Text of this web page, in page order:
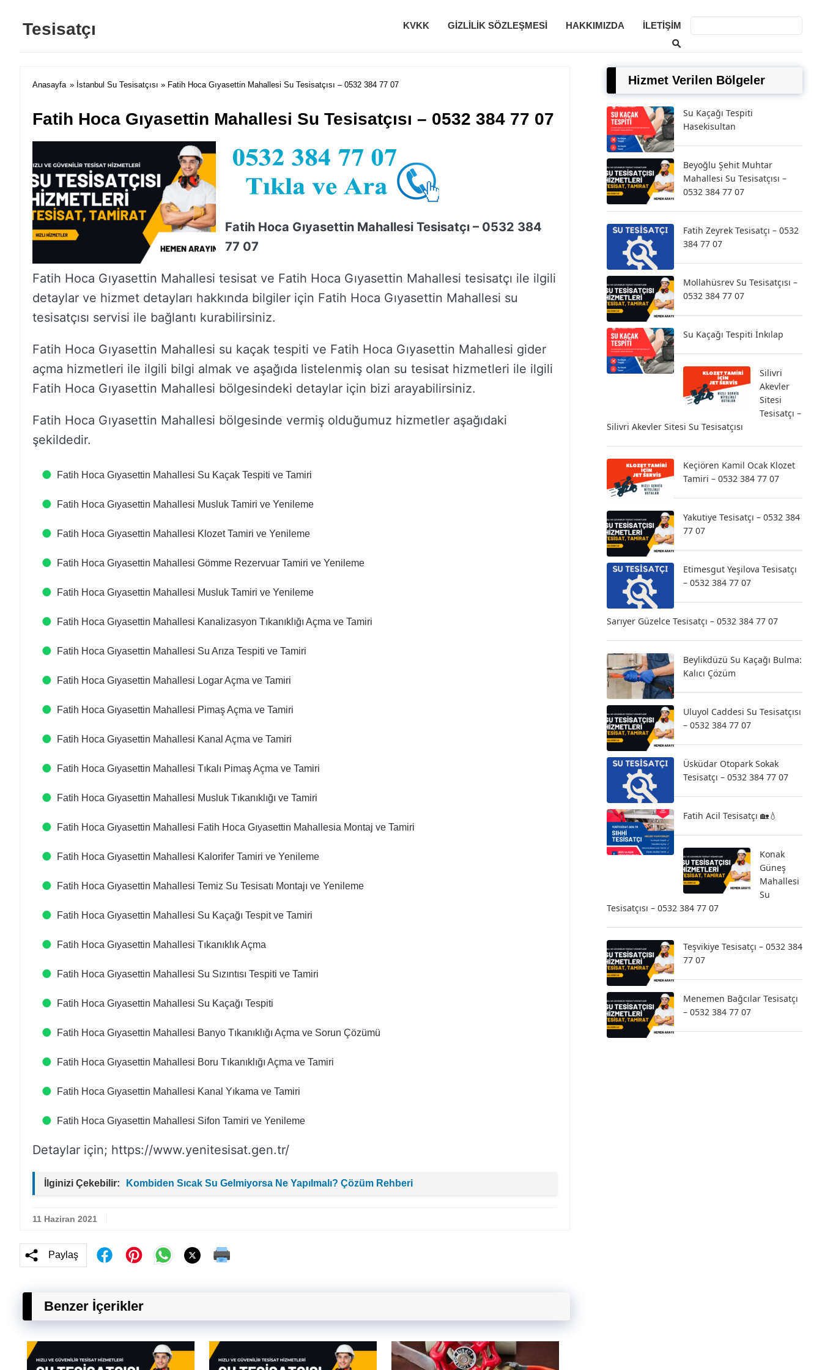
Tesisatçı KVKK GIZLILIK SÖZLEŞMESI HAKKIMIZDA İLETIŞIM
Anasayfa » İstanbul Su Tesisatçısı » Fatih Hoca Gıyasettin Mahallesi Su Tesisatçısı – 0532 384 77 07
Fatih Hoca Gıyasettin Mahallesi Su Tesisatçısı – 0532 384 77 07
Fatih Hoca Gıyasettin Mahallesi Tesisatçı – 0532 384
77 07
Fatih Hoca Gıyasettin Mahallesi tesisat ve Fatih Hoca Gıyasettin Mahallesi tesisatçı ile ilgili
detaylar ve hizmet detayları hakkında bilgiler için Fatih Hoca Gıyasettin Mahallesi su
tesisatçısı servisi ile bağlantı kurabilirsiniz.
Fatih Hoca Gıyasettin Mahallesi su kaçak tespiti ve Fatih Hoca Gıyasettin Mahallesi gider
açma hizmetleri ile ilgili bilgi almak ve aşağıda listelenmiş olan su tesisat hizmetleri ile ilgili
Fatih Hoca Gıyasettin Mahallesi bölgesindeki detaylar için bizi arayabilirsiniz.
Fatih Hoca Gıyasettin Mahallesi bölgesinde vermiş olduğumuz hizmetler aşağıdaki
şekildedir.
Fatih Hoca Gıyasettin Mahallesi Su Kaçak Tespiti ve Tamiri
Fatih Hoca Gıyasettin Mahallesi Musluk Tamiri ve Yenileme
Fatih Hoca Gıyasettin Mahallesi Klozet Tamiri ve Yenileme
Fatih Hoca Gıyasettin Mahallesi Gömme Rezervuar Tamiri ve Yenileme
Fatih Hoca Gıyasettin Mahallesi Musluk Tamiri ve Yenileme
Fatih Hoca Gıyasettin Mahallesi Kanalizasyon Tıkanıklığı Açma ve Tamiri
Fatih Hoca Gıyasettin Mahallesi Su Arıza Tespiti ve Tamiri
Fatih Hoca Gıyasettin Mahallesi Logar Açma ve Tamiri
Fatih Hoca Gıyasettin Mahallesi Pimaş Açma ve Tamiri
Fatih Hoca Gıyasettin Mahallesi Kanal Açma ve Tamiri
Fatih Hoca Gıyasettin Mahallesi Tıkalı Pimaş Açma ve Tamiri
Fatih Hoca Gıyasettin Mahallesi Musluk Tıkanıklığı ve Tamiri
Fatih Hoca Gıyasettin Mahallesi Fatih Hoca Gıyasettin Mahallesia Montaj ve Tamiri
Fatih Hoca Gıyasettin Mahallesi Kalorifer Tamiri ve Yenileme
Fatih Hoca Gıyasettin Mahallesi Temiz Su Tesisatı Montajı ve Yenileme
Fatih Hoca Gıyasettin Mahallesi Su Kaçağı Tespit ve Tamiri
Fatih Hoca Gıyasettin Mahallesi Tıkanıklık Açma
Fatih Hoca Gıyasettin Mahallesi Su Sızıntısı Tespiti ve Tamiri
Fatih Hoca Gıyasettin Mahallesi Su Kaçağı Tespiti
Fatih Hoca Gıyasettin Mahallesi Banyo Tıkanıklığı Açma ve Sorun Çözümü
Fatih Hoca Gıyasettin Mahallesi Boru Tıkanıklığı Açma ve Tamiri
Fatih Hoca Gıyasettin Mahallesi Kanal Yıkama ve Tamiri
Fatih Hoca Gıyasettin Mahallesi Sifon Tamiri ve Yenileme
Detaylar için; https://www.yenitesisat.gen.tr/
İlginizi Çekebilir: Kombiden Sıcak Su Gelmiyorsa Ne Yapılmalı? Çözüm Rehberi
11 Haziran 2021
Paylaş
Benzer İçerikler
Hizmet Verilen Bölgeler
Su Kaçağı Tespiti
Hasekisultan
Beyoğlu Şehit Muhtar
Mahallesi Su Tesisatçısı –
0532 384 77 07
Fatih Zeyrek Tesisatçı – 0532
384 77 07
Mollahüsrev Su Tesisatçısı –
0532 384 77 07
Su Kaçağı Tespiti İnkılap
Silivri
Akevler
Sitesi
Tesisatçı –
Silivri Akevler Sitesi Su Tesisatçısı
Keçiören Kamil Ocak Klozet
Tamiri – 0532 384 77 07
Yakutiye Tesisatçı – 0532 384
77 07
Etimesgut Yeşilova Tesisatçı
– 0532 384 77 07
Sarıyer Güzelce Tesisatçı – 0532 384 77 07
Beylikdüzü Su Kaçağı Bulma:
Kalıcı Çözüm
Uluyol Caddesi Su Tesisatçısı
– 0532 384 77 07
Üsküdar Otopark Sokak
Tesisatçı – 0532 384 77 07
Fatih Acil Tesisatçı 🏡💧
Konak
Güneş
Mahallesi
Su
Tesisatçısı – 0532 384 77 07
Teşvikiye Tesisatçı – 0532 384
77 07
Menemen Bağcılar Tesisatçı
– 0532 384 77 07